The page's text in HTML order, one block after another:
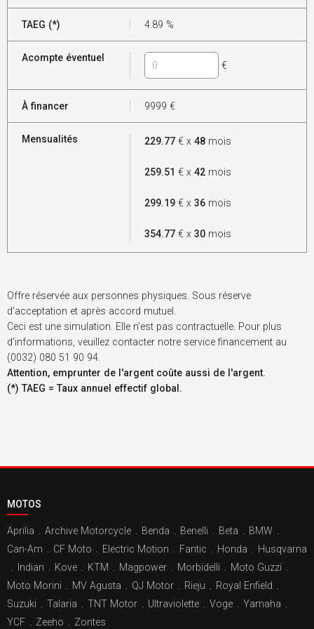
TAEG (*) 4.89 %
Acompte éventuel
€
À financer 9999 €
Mensualités 229.77 € x48 mois
259.51 € x42 mois
299.19 € x36 mois
354.77 € x30 mois
Offre réservée aux personnes physiques. Sous réserve
d'acceptation et après accord mutuel.
Ceci est une simulation. Elle n'est pas contractuelle. Pour plus
d'informations, veuillez contacter notre service financement au
(0032) 080 51 90 94.
Attention, emprunter de l'argent coûte aussi de l'argent.
(*) TAEG = Taux annuel effectif global.
MOTOS
Aprilia Archive Motorcycle Benda Benelli Beta BMW
Can-Am
CF Moto Electric Motion Fantic Honda
Husqvarna
Indian Kove KTM Magpower Morbidelli Moto Guzzi
Moto Morini
MV Agusta QJ Motor Rieju Royal Enfield
Suzuki
Talaria TNT Motor Ultraviolette Voge Yamaha
YCF
Zeeho Zontes